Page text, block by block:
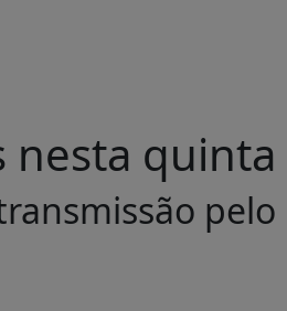
nesta quinta
pelo